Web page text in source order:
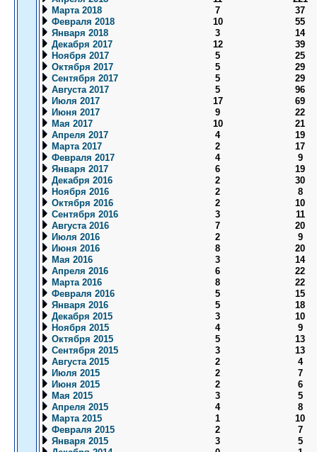
Марта 2018
7
37
Февраля 2018
10
55
Января 2018
3
14
Декабря 2017
12
39
Ноября 2017
5
25
Октября 2017
5
29
Сентября 2017
5
29
Августа 2017
5
96
Июля 2017
17
69
Июня 2017
9
22
Мая 2017
10
21
Апреля 2017
4
19
Марта 2017
2
17
Февраля 2017
4
9
Января 2017
6
19
Декабря 2016
2
30
Ноября 2016
2
8
Октября 2016
2
10
Сентября 2016
3
11
Августа 2016
7
20
Июля 2016
2
9
Июня 2016
8
20
Мая 2016
3
14
Апреля 2016
6
22
Марта 2016
8
22
Февраля 2016
5
15
Января 2016
5
18
Декабря 2015
3
10
Ноября 2015
4
9
Октября 2015
5
13
Сентября 2015
3
13
Августа 2015
2
4
Июля 2015
2
7
Июня 2015
2
6
Мая 2015
3
5
Апреля 2015
4
8
Марта 2015
1
10
Февраля 2015
2
7
Января 2015
3
5